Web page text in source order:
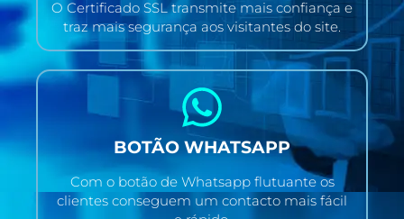
O Certificado SSL transmite mais confiança e
traz mais segurança aos visitantes do site.
BOTÃO WHATSAPP
Com o botão de Whatsapp flutuante os
clientes conseguem um contacto mais fácil